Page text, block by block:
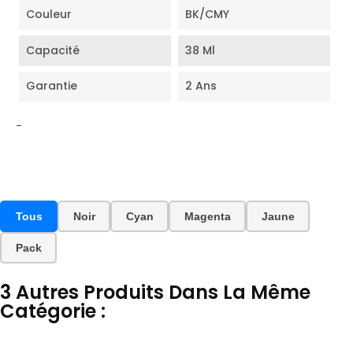
Couleur BK/CMY
Capacité 38 Ml
Garantie 2 Ans
-
Tous Noir Cyan Magenta Jaune
Pack
3 Autres Produits Dans La Même
Catégorie :